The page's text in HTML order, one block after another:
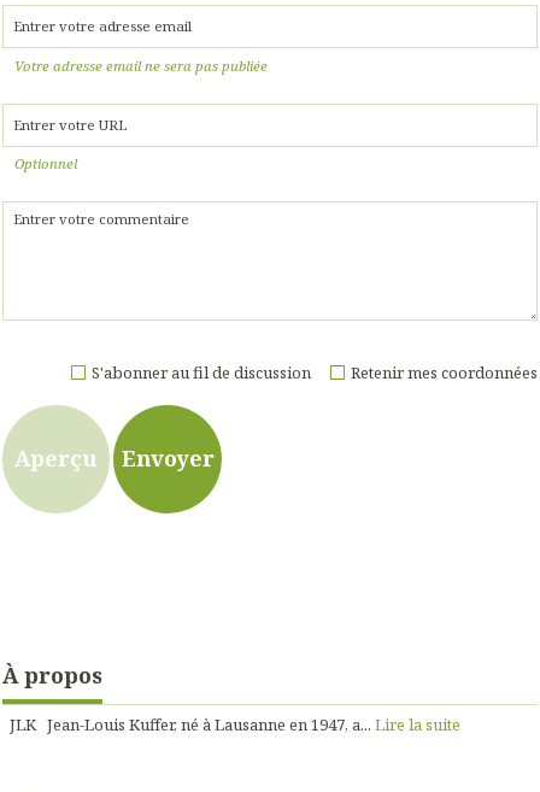
Votre adresse email ne sera pas publiée
Optionnel
Retenir mes coordonnées
S'abonner au fil de discussion
À propos
JLK Jean-Louis Kuffer, né à Lausanne en 1947, a... Lire la suite